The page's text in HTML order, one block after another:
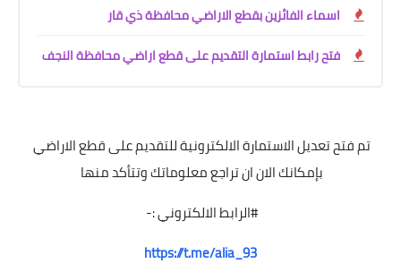
اسماء الفائزين بقطع الاراضي محافظة ذي قار
فتح رابط استمارة التقديم على قطع اراضي محافظة النجف
تم فتح تعديل الاستمارة الالكترونية للتقديم على قطع الاراضي
بإمكانك الان ان تراجع معلوماتك وتتأكد منها
#الرابط الالكتروني :-
https://t.me/alia_93